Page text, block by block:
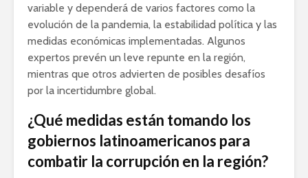
variable y dependerá de varios factores como la
evolución de la pandemia, la estabilidad política y las
medidas económicas implementadas. Algunos
expertos prevén un leve repunte en la región,
mientras que otros advierten de posibles desafíos
por la incertidumbre global.
¿Qué medidas están tomando los
gobiernos latinoamericanos para
combatir la corrupción en la región?